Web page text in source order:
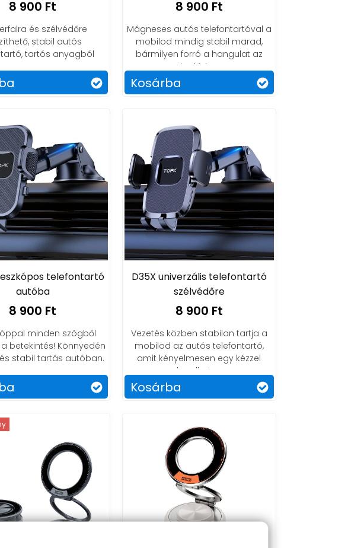
igényeidhez!
8 900 Ft
és szélvédőre
stabil autós
tartós anyagból
8 900 Ft
Mágneses autós telefontartóval a
mobilod mindig stabil marad,
bármilyen forró a hangulat az
utastérben.
Kosárba
telefontartó
autóba
8 900 Ft
minden szögből
betekintés! Könnyedén
stabil tartás autóban.
D35X univerzális telefontartó
szélvédőre
8 900 Ft
Vezetés közben stabilan tartja a
mobilod az autós telefontartó,
amit kényelmesen egy kézzel
kezelhetsz.
Kosárba